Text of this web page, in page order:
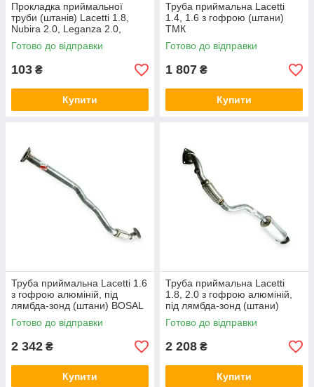
Прокладка приймальної
труби (штанів) Lacetti 1.8,
Nubira 2.0, Leganza 2.0,
Tacuma 2.0 (метал
перфорований) SHIKOO
Готово до відправки
103 ₴
Купити
Труба приймальна Lacetti
1.4, 1.6 з гофрою (штани)
ТМК
Готово до відправки
1 807 ₴
Купити
Труба приймальна Lacetti 1.6
з гофрою алюміній, під
лямбда-зонд (штани) BOSAL
Готово до відправки
2 342 ₴
Купити
Труба приймальна Lacetti
1.8, 2.0 з гофрою алюміній,
під лямбда-зонд (штани)
BOSAL
Готово до відправки
2 208 ₴
Купити